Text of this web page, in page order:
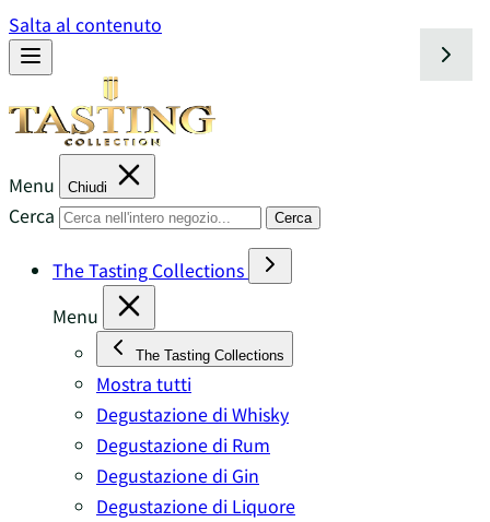
Salta al contenuto
Menu Chiudi
Cerca Cerca
The Tasting Collections
Menu
The Tasting Collections
Mostra tutti
Degustazione di Whisky
Degustazione di Rum
Degustazione di Gin
Degustazione di Liquore